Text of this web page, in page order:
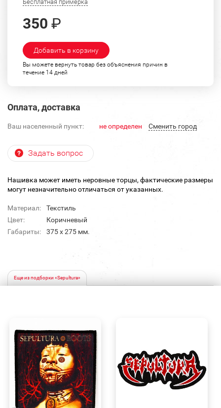
Бесплатная примерка
350 ₽
Добавить в корзину
Вы можете вернуть товар без объяснения причин в
течение 14 дней
Оплата, доставка
Ваш населенный пункт: не определен Cменить город
Задать вопрос
Нашивка может иметь неровные торцы, фактические размеры
могут незначительно отличаться от указанных.
Материал:
Текстиль
Цвет:
Коричневый
Габариты:
375 х 275 мм.
Еще из подборки «Sepultura»